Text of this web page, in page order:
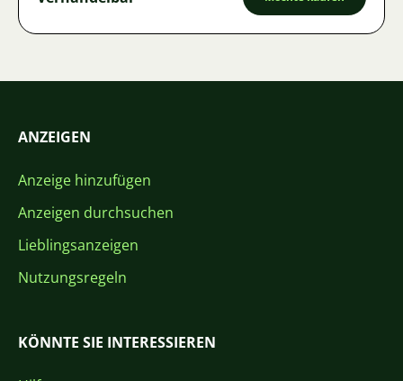
ANZEIGEN
Anzeige hinzufügen
Anzeigen durchsuchen
Lieblingsanzeigen
Nutzungsregeln
KÖNNTE SIE INTERESSIEREN